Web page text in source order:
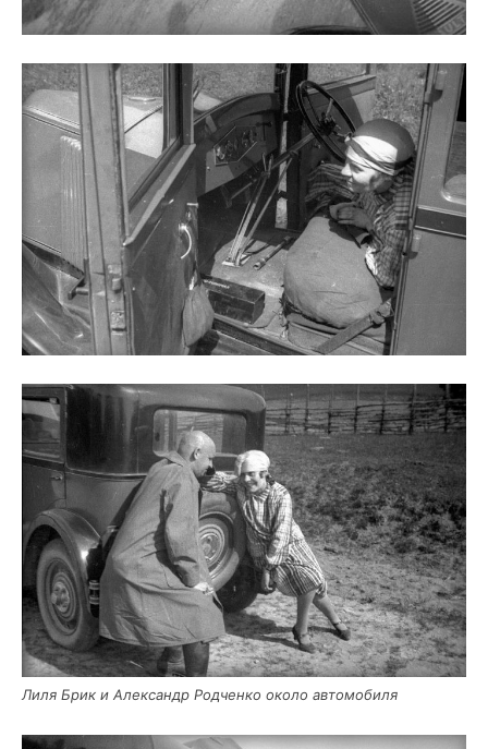
Лиля Брик и Алек­сандр Род­чен­ко око­ло автомобиля